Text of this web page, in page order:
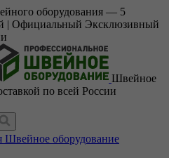
оборудования — 5
| Официальный Эксклюзивный
Швейное
по всей России
Швейное оборудование